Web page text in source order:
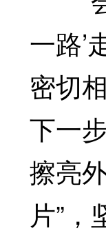
一路’
密切
下一
擦亮
片”